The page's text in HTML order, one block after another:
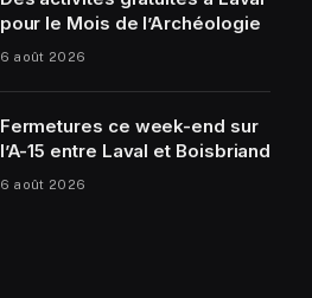
pour le Mois de l’Archéologie
6 août 2026
Fermetures ce week-end sur
l’A-15 entre Laval et Boisbriand
6 août 2026